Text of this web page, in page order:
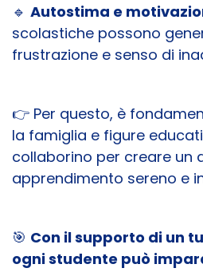
🔹 Autostima e
scolastiche possono
frustrazione e senso di
👉 Per questo, è
la famiglia e figure
collaborino per creare un
apprendimento sereno e
🎯 Con il supporto di un
ogni studente può